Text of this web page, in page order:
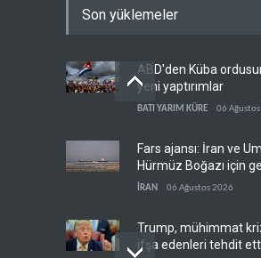
Son yüklemeler
ABD'den Küba
yeni yaptırımlar
BATI YARIM KÜRE 06
Fars ajansı: İran ve
Hürmüz Boğazı için
koridorlarında anlaştı
İRAN 06 Ağustos 2026
Trump, mühimmat
ifşa edenleri tehdit